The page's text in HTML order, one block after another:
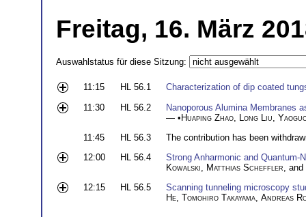
Freitag, 16. März
Auswahlstatus für diese Sitzung:
11:15 HL 56.1
Characterization of dip coated
11:30
HL 56.2
Nanoporous Alumina Membranes
— •Huaping Zhao Long Liu
11:45
HL 56.3
The contribution has been
12:00
HL 56.4
Strong Anharmonic and
Kowalski
Matthias Scheffler , and
12:15
HL 56.5
Scanning tunneling microscopy
He Tomohiro Takayama Andreas